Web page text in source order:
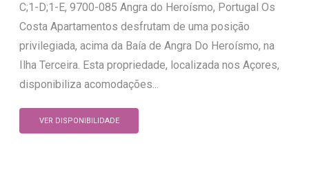
C;1-D;1-E, 9700-085 Angra do Heroísmo, Portugal Os
Costa Apartamentos desfrutam de uma posição
privilegiada, acima da Baía de Angra Do Heroísmo, na
Ilha Terceira. Esta propriedade, localizada nos Açores,
disponibiliza acomodações...
VER DISPONIBILIDADE